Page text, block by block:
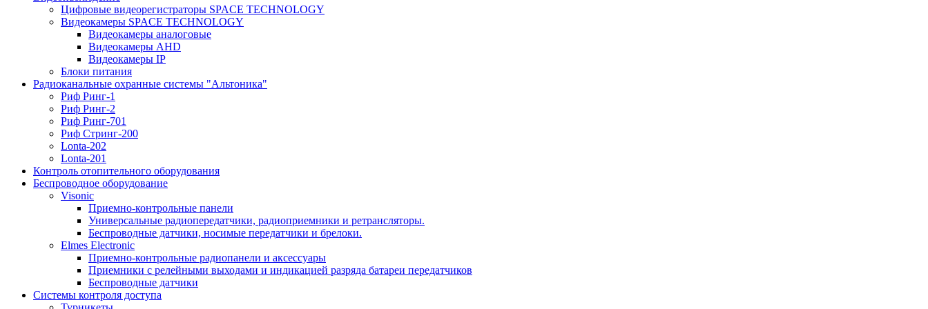
Цифровые видеорегистраторы SPACE TECHNOLOGY
Видеокамеры SPACE TECHNOLOGY
Видеокамеры аналоговые
Видеокамеры AHD
Видеокамеры IP
Блоки питания
Радиоканальные охранные системы "Альтоника"
Риф Ринг-1
Риф Ринг-2
Риф Ринг-701
Риф Стринг-200
Lonta-202
Lonta-201
Контроль отопительного оборудования
Беспроводное оборудование
Visonic
Приемно-контрольные панели
Универсальные радиопередатчики, радиоприемники и ретрансляторы.
Беспроводные датчики, носимые передатчики и брелоки.
Elmes Electronic
Приемно-контрольные радиопанели и аксессуары
Приемники с релейными выходами и индикацией разряда батареи передатчиков
Беспроводные датчики
Системы контроля доступа